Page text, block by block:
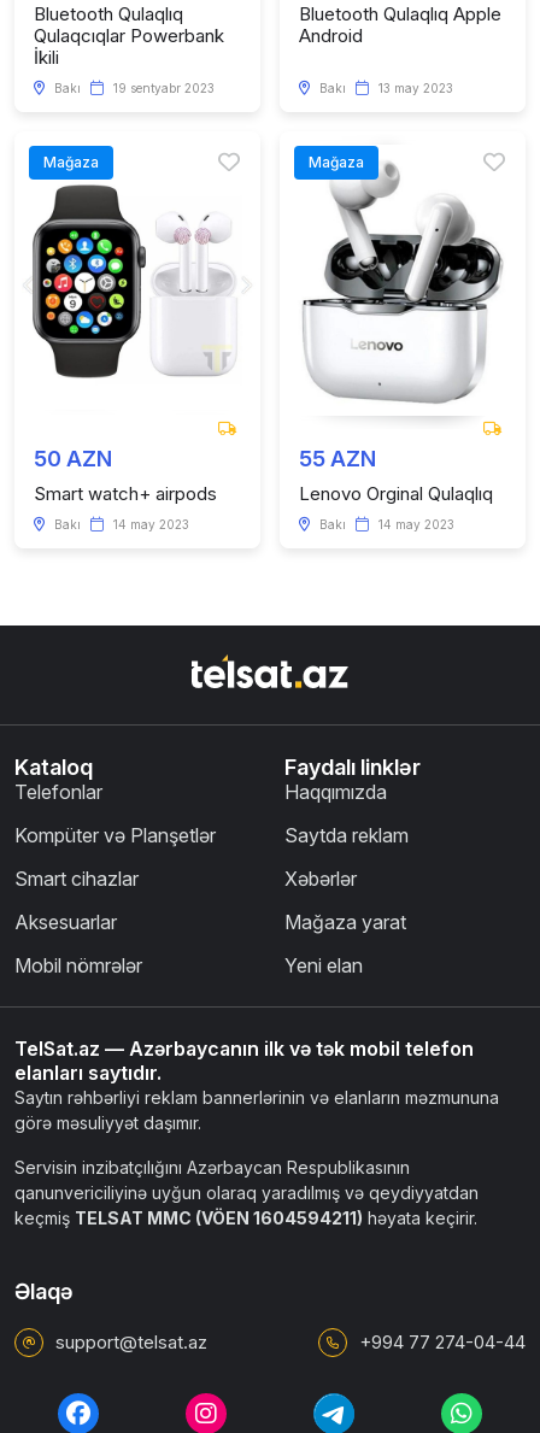
Bluetooth Qulaqlıq
Qulaqcıqlar Powerbank
İkili
Bakı 19 sentyabr 2023
Bluetooth Qulaqlıq Apple
Android
Bakı 13 may 2023
Mağaza
50 AZN
Smart watch+ airpods
Bakı 14 may 2023
Mağaza
55 AZN
Lenovo Orginal Qulaqlıq
Bakı 14 may 2023
Kataloq
Telefonlar
Kompüter və Planşetlər
Smart cihazlar
Aksesuarlar
Mobil nömrələr
Faydalı linklər
Haqqımızda
Saytda reklam
Xəbərlər
Mağaza yarat
Yeni elan
TelSat.az — Azərbaycanın ilk və tək mobil telefon
elanları saytıdır.
Saytın rəhbərliyi reklam bannerlərinin və elanların məzmununa
görə məsuliyyət daşımır.
Servisin inzibatçılığını Azərbaycan Respublikasının
qanunvericiliyinə uyğun olaraq yaradılmış və qeydiyyatdan
keçmiş TELSAT MMC (VÖEN 1604594211) həyata keçirir.
Əlaqə
support@telsat.az +994 77 274-04-44